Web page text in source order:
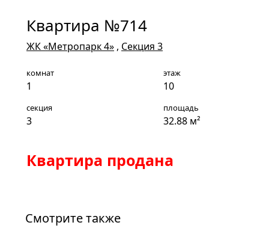
Квартира №714
ЖК «Метропарк 4» , Секция 3
комнат
1
этаж
10
секция
3
площадь
32.88 м²
Квартира продана
Смотрите также